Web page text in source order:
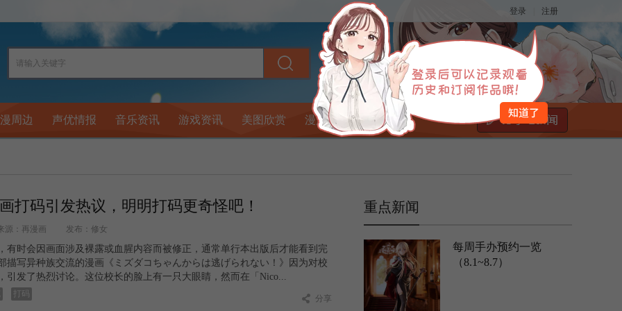
登录 注册
周边 声优情报 音乐资讯 游戏资讯 美图欣赏 漫展情报 大杂烩
打码引发热议，明明打码更奇怪吧！
源：再漫画 发布：修女
有时会因画面涉及裸露或血腥内容而被修正，通常单行本出版后才能看到完
描写异种族交流的漫画《ミズダコちゃんからは逃げられない！》因为对校
引发了热烈讨论。这位校长的脸上有一只大眼睛，然而在「Nico...
打码 分享
重点新闻
每周手办预约一览
（8.1~8.7）